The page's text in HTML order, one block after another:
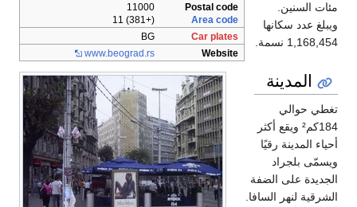
Postal code
11000
Area code
(+381) 11
Car plates
BG
Website
www.beograd.rs
مئات السنين.
ويبلغ عدد سكانها
1,168,454 نسمة.
المدينة
تغطي حوالي
184كم² ويقع أكثر
أحياء المدينة رقيًا
ويسمّى بلجراد
الجديدة على الضفة
الشرقية لنهر السافا.